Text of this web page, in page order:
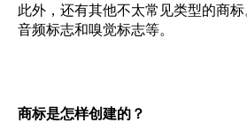
此外，还有其他不太常见类型的商标
音频标志和嗅觉标志等。
商标是怎样创建的？